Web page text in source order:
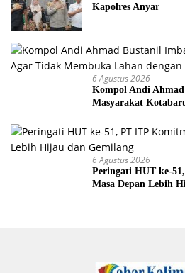
Kapolres Anyar
6 Agustus 2026
Kompol Andi
Masyarakat
6 Agustus 2026
Peringati HUT ke-
Masa Depan Lebih